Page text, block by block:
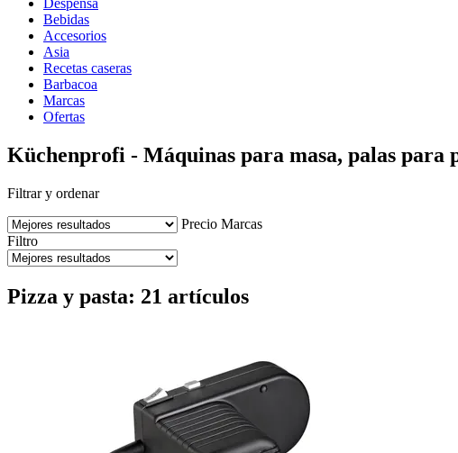
Despensa
Bebidas
Accesorios
Asia
Recetas caseras
Barbacoa
Marcas
Ofertas
Küchenprofi - Máquinas para masa, palas para
Filtrar y ordenar
Precio Marcas
Filtro
Pizza y pasta: 21 artículos